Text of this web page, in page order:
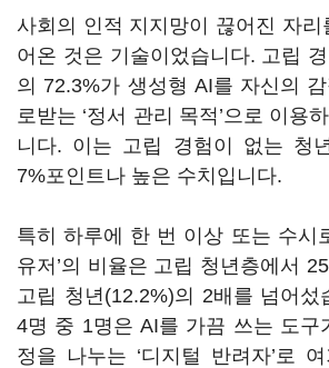
사회의 인적 지지망이 끊어진 자
어온 것은 기술이었습니다. 고립
의 72.3%가 생성형 AI를 자신의
로받는 ‘정서 관리 목적’으로 이용
니다. 이는 고립 경험이 없는 청
7%포인트나 높은 수치입니다.
특히 하루에 한 번 이상 또는 수시
유저’의 비율은 고립 청년층에서
고립 청년(12.2%)의 2배를 넘어섰
4명 중 1명은 AI를 가끔 쓰는 도구
정을 나누는 ‘디지털 반려자’로